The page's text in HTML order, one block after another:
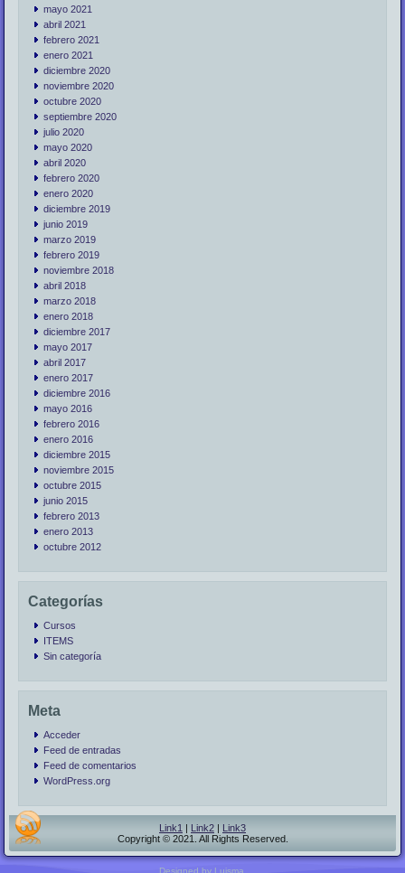
mayo 2021
abril 2021
febrero 2021
enero 2021
diciembre 2020
noviembre 2020
octubre 2020
septiembre 2020
julio 2020
mayo 2020
abril 2020
febrero 2020
enero 2020
diciembre 2019
junio 2019
marzo 2019
febrero 2019
noviembre 2018
abril 2018
marzo 2018
enero 2018
diciembre 2017
mayo 2017
abril 2017
enero 2017
diciembre 2016
mayo 2016
febrero 2016
enero 2016
diciembre 2015
noviembre 2015
octubre 2015
junio 2015
febrero 2013
enero 2013
octubre 2012
Categorías
Cursos
ITEMS
Sin categoría
Meta
Acceder
Feed de entradas
Feed de comentarios
WordPress.org
Link1 | Link2 | Link3
Copyright © 2021. All Rights Reserved.
Designed by Luisma.